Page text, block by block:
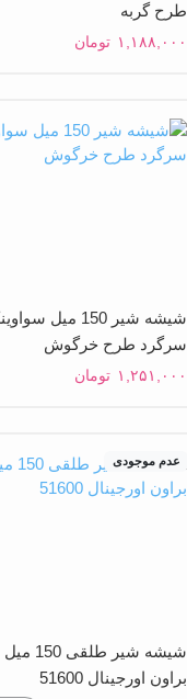
طرح گربه
۱,۱۸۸,۰۰۰ تومان
شیشه شیر 150 میل
سرگرد طرح خرگوش
۱,۲۵۱,۰۰۰ تومان
عدم موجودی
شیشه شیر
براون اورجینال 51600